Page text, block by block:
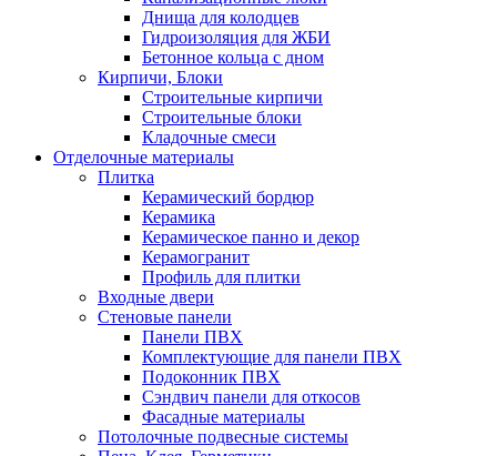
Днища для колодцев
Гидроизоляция для ЖБИ
Бетонное кольца с дном
Кирпичи, Блоки
Строительные кирпичи
Строительные блоки
Кладочные смеси
Отделочные материалы
Плитка
Керамический бордюр
Керамика
Керамическое панно и декор
Керамогранит
Профиль для плитки
Входные двери
Стеновые панели
Панели ПВХ
Комплектующие для панели ПВХ
Подоконник ПВХ
Сэндвич панели для откосов
Фасадные материалы
Потолочные подвесные системы